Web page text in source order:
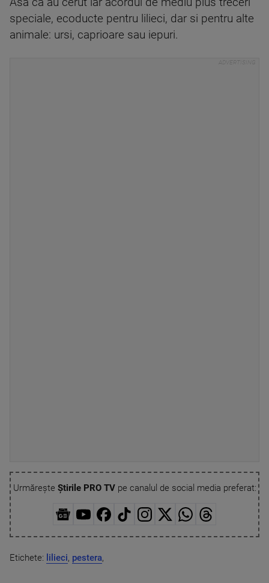
speciale, ecoducte pentru lilieci, dar si pentru alte
animale: ursi, caprioare sau iepuri.
Urmărește Știrile PRO TVpe canalul de social media preferat:
Etichete: lilieci, pestera,